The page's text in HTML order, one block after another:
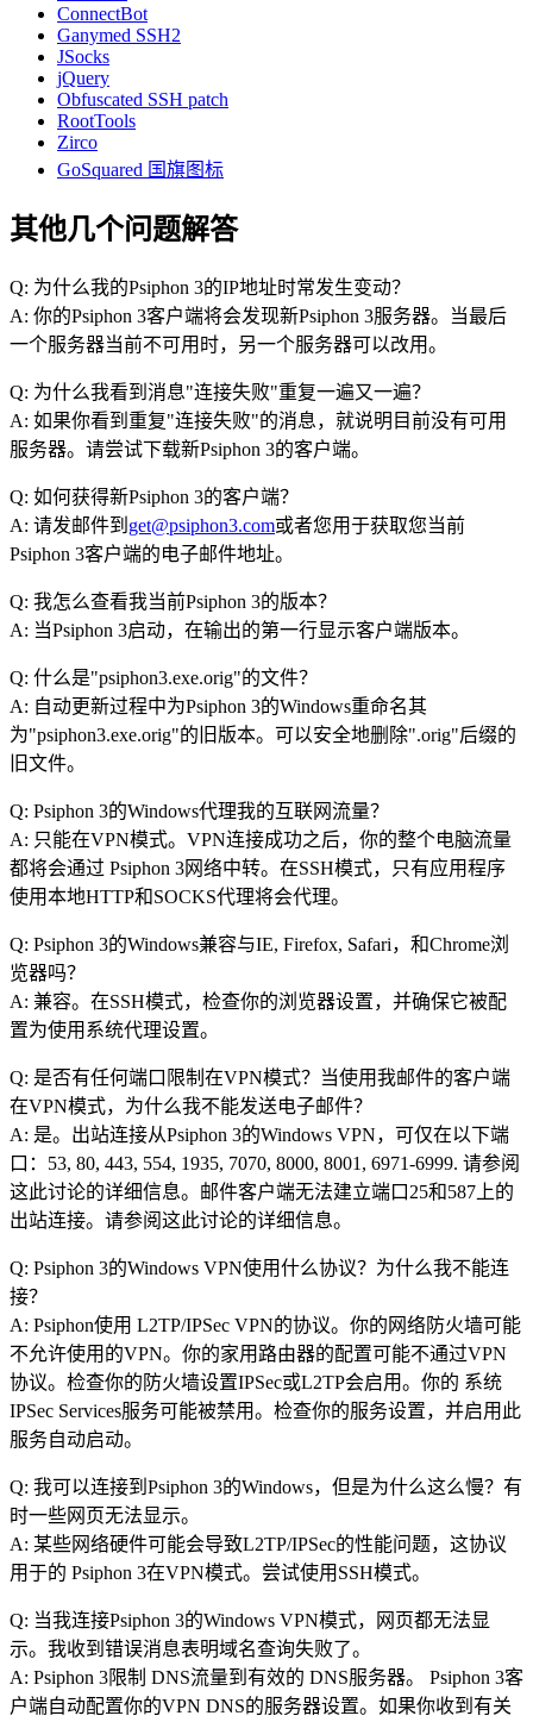
ConnectBot
Ganymed SSH2
JSocks
jQuery
Obfuscated SSH patch
RootTools
Zirco
GoSquared 国旗图标
其他几个问题解答
Q: 为什么我的Psiphon 3的IP地址时常发生变动？
A: 你的Psiphon 3客户端将会发现新Psiphon 3服务器。当最后
一个服务器当前不可用时，另一个服务器可以改用。
Q: 为什么我看到消息"连接失败"重复一遍又一遍？
A: 如果你看到重复"连接失败"的消息，就说明目前没有可用
服务器。请尝试下载新Psiphon 3的客户端。
Q: 如何获得新Psiphon 3的客户端？
A: 请发邮件到 get@psiphon3.com或者您用于获取您当前
Psiphon 3客户端的电子邮件地址。
Q: 我怎么查看我当前Psiphon 3的版本？
A: 当Psiphon 3启动，在输出的第一行显示客户端版本。
Q: 什么是"psiphon3.exe.orig"的文件？
A: 自动更新过程中为Psiphon 3的Windows重命名其
为"psiphon3.exe.orig"的旧版本。可以安全地删除".orig"后缀的
旧文件。
Q: Psiphon 3的Windows代理我的互联网流量？
A: 只能在VPN模式。VPN连接成功之后，你的整个电脑流量
都将会通过 Psiphon 3网络中转。在SSH模式，只有应用程序
使用本地HTTP和SOCKS代理将会代理。
Q: Psiphon 3的Windows兼容与IE, Firefox, Safari，和Chrome浏
览器吗？
A: 兼容。在SSH模式，检查你的浏览器设置，并确保它被配
置为使用系统代理设置。
Q: 是否有任何端口限制在VPN模式？当使用我邮件的客户端
在VPN模式，为什么我不能发送电子邮件？
A: 是。出站连接从Psiphon 3的Windows VPN，可仅在以下端
口：53, 80, 443, 554, 1935, 7070, 8000, 8001, 6971-6999. 请参阅
这此讨论的详细信息。邮件客户端无法建立端口25和587上的
出站连接。请参阅这此讨论的详细信息。
Q: Psiphon 3的Windows VPN使用什么协议？为什么我不能连
接？
A: Psiphon使用 L2TP/IPSec VPN的协议。你的网络防火墙可能
不允许使用的VPN。你的家用路由器的配置可能不通过VPN
协议。检查你的防火墙设置IPSec或L2TP会启用。你的 系统
IPSec Services服务可能被禁用。检查你的服务设置，并启用此
服务自动启动。
Q: 我可以连接到Psiphon 3的Windows，但是为什么这么慢？有
时一些网页无法显示。
A: 某些网络硬件可能会导致L2TP/IPSec的性能问题，这协议
用于的 Psiphon 3在VPN模式。尝试使用SSH模式。
Q: 当我连接Psiphon 3的Windows VPN模式，网页都无法显
示。我收到错误消息表明域名查询失败了。
A: Psiphon 3限制 DNS流量到有效的 DNS服务器。 Psiphon 3客
户端自动配置你的VPN DNS的服务器设置。如果你收到有关